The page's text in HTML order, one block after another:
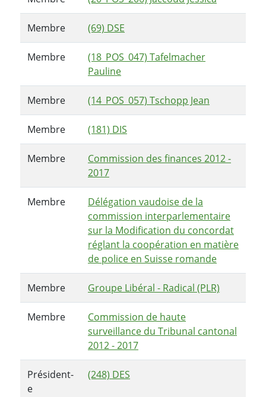
Membre (69) DSE
Membre
(18_POS_047) Tafelmacher
Pauline
Membre (14_POS_057) Tschopp Jean
Membre (181) DIS
Membre
Commission des finances 2012 -
2017
Membre
Délégation vaudoise de la
commission interparlementaire
sur la Modification du concordat
réglant la coopération en matière
de police en Suisse romande
Membre Groupe Libéral - Radical (PLR)
Membre
Commission de haute
surveillance du Tribunal cantonal
2012 - 2017
Président-
e
(248) DES